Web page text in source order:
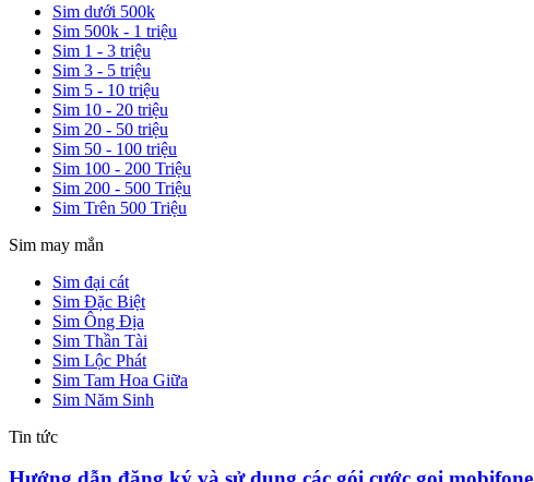
Sim dưới 500k
Sim 500k - 1 triệu
Sim 1 - 3 triệu
Sim 3 - 5 triệu
Sim 5 - 10 triệu
Sim 10 - 20 triệu
Sim 20 - 50 triệu
Sim 50 - 100 triệu
Sim 100 - 200 Triệu
Sim 200 - 500 Triệu
Sim Trên 500 Triệu
Sim may mắn
Sim đại cát
Sim Đặc Biệt
Sim Ông Địa
Sim Thần Tài
Sim Lộc Phát
Sim Tam Hoa Giữa
Sim Năm Sinh
Tin tức